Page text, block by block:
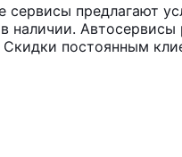
сервисы предлагают
в наличии.
Скидки постоянным